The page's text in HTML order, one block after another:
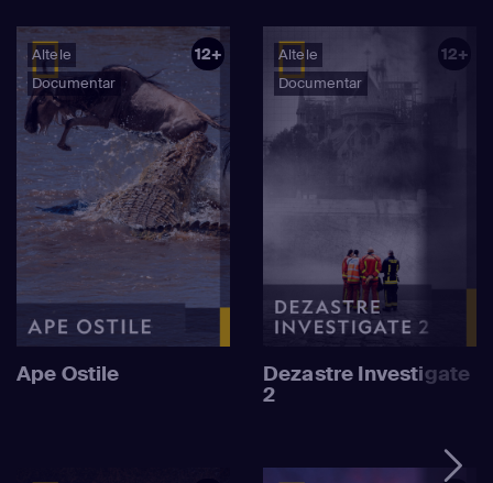
Altele
Documentar
12+
Ape Ostile
Altele
Documentar
12+
Dezastre Investigate
2